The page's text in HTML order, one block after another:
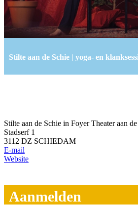
Stilte aan de Schie | yoga- en
Stilte aan de Schie in Foyer Theater aan
Stadserf 1
3112 DZ SCHIEDAM
E-mail
Website
Aanmelden